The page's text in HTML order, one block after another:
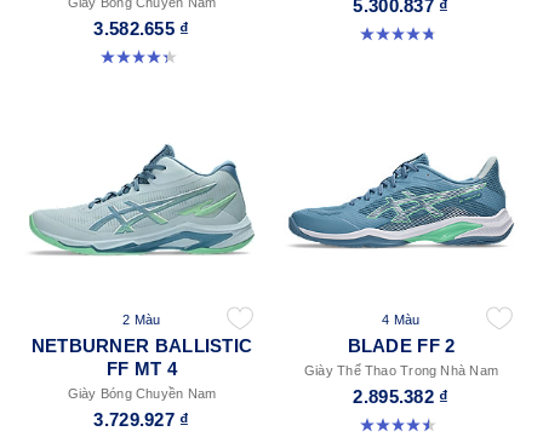
3.582.655 ₫
4.3 trong số 5 sao. 12 đánh giá
5.300.837 ₫
4.8 trong số 5 sao. 131 đánh giá
2 Màu
NETBURNER BALLISTIC
FF MT 4
Giày Bóng Chuyền Nam
3.729.927 ₫
4 Màu
BLADE FF 2
Giày Thể Thao Trong Nhà Nam
2.895.382 ₫
4.5 trong số 5 sao. 22 đánh giá